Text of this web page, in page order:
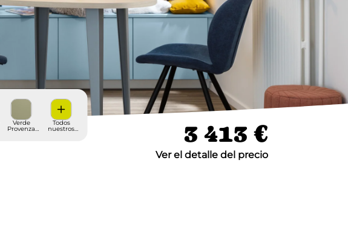
Verde
Provenza
Todos
nuestros 3 413 €
Ver el detalle del precio